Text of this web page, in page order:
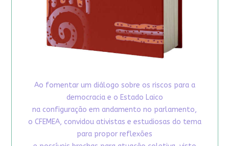
Ao fomentar um diálogo sobre os riscos para a
democracia e o Estado Laico
na configuração em andamento no parlamento,
o CFEMEA, convidou ativistas e estudiosas do tema
para propor reflexões